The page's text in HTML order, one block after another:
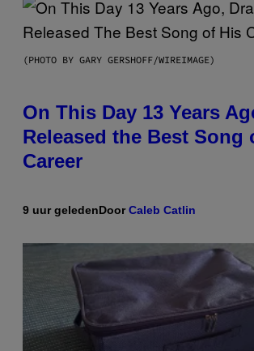
(PHOTO BY GARY GERSHOFF/WIREIMAGE)
On This Day 13 Years
Released the Best Song
Career
9 uur geledenDoorCaleb Catlin